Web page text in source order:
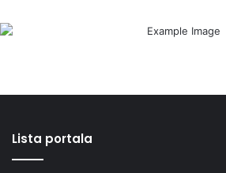
Lista portala